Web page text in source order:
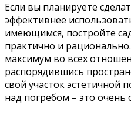
Если вы планируете
эффективнее
имеющимся, постройте
практично и
максимум во всех
распорядившись
свой участок эстетичной
над погребом – это